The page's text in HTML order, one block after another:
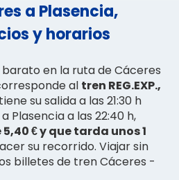
a Plasencia,
y horarios
en la ruta de Cáceres
al tren REG.EXP.,
su salida a las 21:30 h
Plasencia a las 22:40 h,
€ y que tarda unos 1
su recorrido. Viajar sin
billetes de tren Cáceres -